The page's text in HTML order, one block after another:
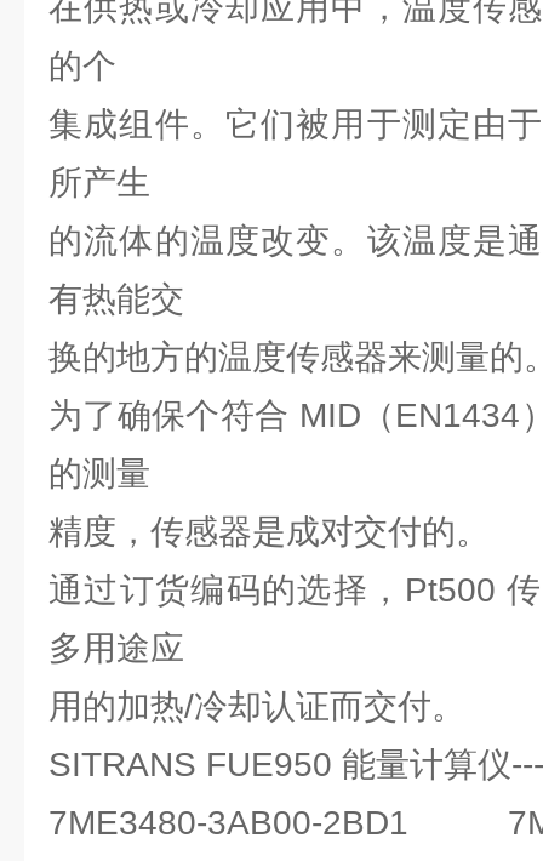
在供热或冷却应用中，温度传
的个
集成组件。它们被用于测定由
所产生
的流体的温度改变。该温度是
有热能交
换的地方的温度传感器来测量的
为了确保个符合 MID（EN1434
的测量
精度，传感器是成对交付的。
通过订货编码的选择，Pt500
多用途应
用的加热/冷却认证而交付。
SITRANS FUE950 能量计算仪
7ME3480-3AB00-2BD1